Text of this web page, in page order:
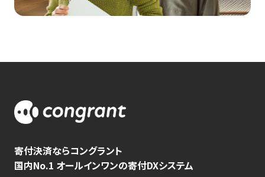
寄付決済ならコングラント
国内No.1 オールインワンの寄付DXシステム